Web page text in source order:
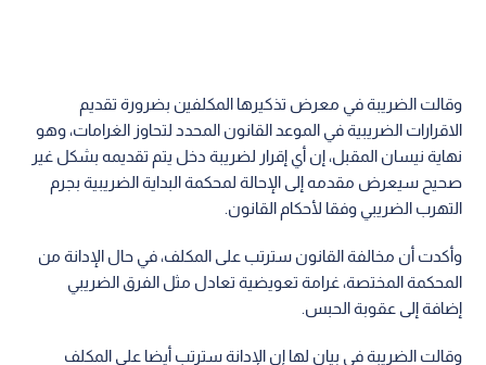
وقالت الضريبة في معرض تذكيرها المكلفين بضرورة تقديم
الاقرارات الضريبية في الموعد القانون المحدد لتحاوز الغرامات، وهو
نهاية نيسان المقبل، إن أي إقرار لضريبة دخل يتم تقديمه بشكل غير
صحيح سيعرض مقدمه إلى الإحالة لمحكمة البداية الضريبية بجرم
التهرب الضريبي وفقا لأحكام القانون.
وأكدت أن مخالفة القانون سترتب على المكلف، في حال الإدانة من
المحكمة المختصة، غرامة تعويضية تعادل مثل الفرق الضريبي
إضافة إلى عقوبة الحبس.
وقالت الضريبة في بيان لها إن الإدانة سترتب أيضا على المكلف